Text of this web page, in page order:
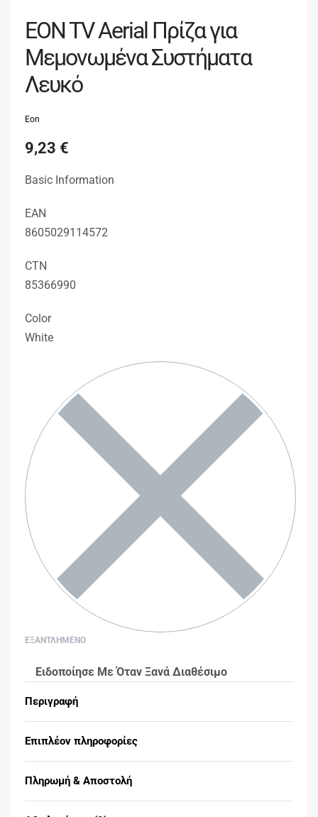
EON TV Aerial Πρίζα για
Μεμονωμένα Συστήματα
Λευκό
Eon
9,23 €
Basic Information
EAN
8605029114572
CTN
85366990
Color
White
ΕΞΑΝΤΛΗΜΕΝΟ
Ειδοποίησε Με Όταν Ξανά Διαθέσιμο
Περιγραφή
Επιπλέον πληροφορίες
Πληρωμή & Αποστολή